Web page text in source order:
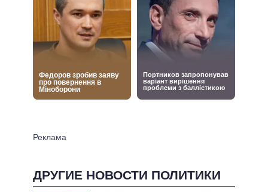
ДРУГИЕ НОВОСТИ ПОЛИТИКИ